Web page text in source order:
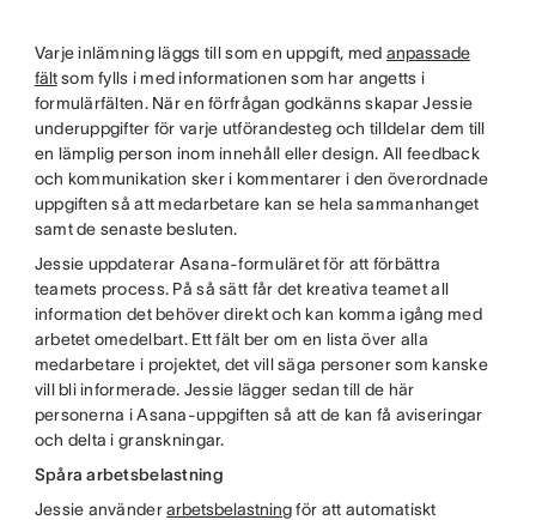
Varje inlämning läggs till som en uppgift, med anpassade
fältsom fylls i med informationen som har angetts i
formulärfälten. När en förfrågan godkänns skapar Jessie
underuppgifter för varje utförandesteg och tilldelar dem till
en lämplig person inom innehåll eller design. All feedback
och kommunikation sker i kommentarer i den överordnade
uppgiften så att medarbetare kan se hela sammanhanget
samt de senaste besluten.
Jessie uppdaterar Asana-formuläret för att förbättra
teamets process. På så sätt får det kreativa teamet all
information det behöver direkt och kan komma igång med
arbetet omedelbart. Ett fält ber om en lista över alla
medarbetare i projektet, det vill säga personer som kanske
vill bli informerade. Jessie lägger sedan till de här
personerna i Asana-uppgiften så att de kan få aviseringar
och delta i granskningar.
Spåra arbetsbelastning
Jessie använderarbetsbelastningför att automatiskt